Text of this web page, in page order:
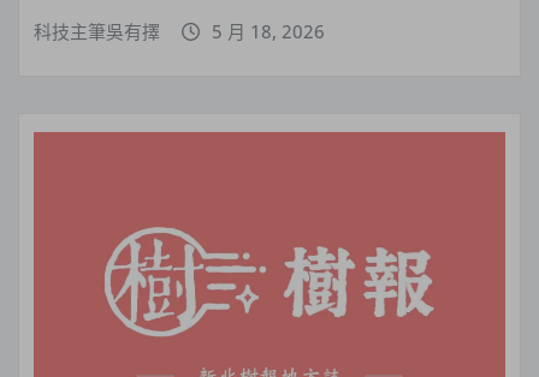
科技主筆吳有擇 5 月 18, 2026